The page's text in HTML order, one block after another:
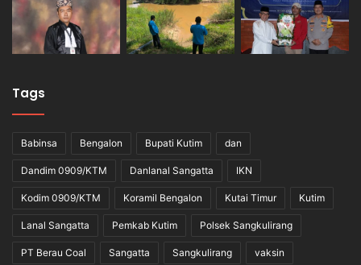
Tags
Babinsa Bengalon Bupati Kutim dan
Dandim 0909/KTM Danlanal Sangatta IKN
Kodim 0909/KTM Koramil Bengalon Kutai Timur Kutim
Lanal Sangatta Pemkab Kutim Polsek Sangkulirang
PT Berau Coal Sangatta Sangkulirang vaksin